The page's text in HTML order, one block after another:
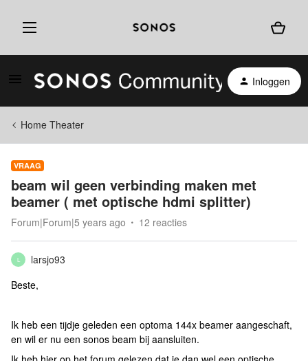
Inloggen
Home Theater
VRAAG
beam wil geen verbinding maken met
beamer ( met optische hdmi splitter)
Forum|Forum|5 years ago 12 reacties
L
larsjo93
Beste,
Ik heb een tijdje geleden een optoma 144x beamer aangeschaft,
en wil er nu een sonos beam bij aansluiten.